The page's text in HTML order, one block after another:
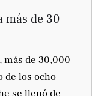
más de 30
más de 30,000
de los ocho